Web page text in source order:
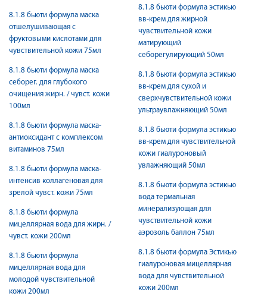
8.1.8 бьюти формула маска
отшелушивающая с
фруктовыми кислотами для
чувствительной кожи 75мл
8.1.8 бьюти формула маска
себорег. для глубокого
очищения жирн. / чувст. кожи
100мл
8.1.8 бьюти формула маска-
антиоксидант с комплексом
витаминов 75мл
8.1.8 бьюти формула маска-
интенсив коллагеновая для
зрелой чувст. кожи 75мл
8.1.8 бьюти формула
мицеллярная вода для жирн. /
чувст. кожи 200мл
8.1.8 бьюти формула
мицеллярная вода для
молодой чувствительной
кожи 200мл
8.1.8 бьюти формула эстикью
вв-крем для жирной
чувствительной кожи
матирующий
себорегулирующий 50мл
8.1.8 бьюти формула эстикью
вв-крем для сухой и
сверхчувствительной кожи
ультраувлажняющий 50мл
8.1.8 бьюти формула эстикью
вв-крем для чувствительной
кожи гиалуроновый
увлажняющий 50мл
8.1.8 бьюти формула эстикью
вода термальная
минерализующая для
чувствительной кожи
аэрозоль баллон 75мл
8.1.8 бьюти формула Эстикью
гиалуроновая мицеллярная
вода для чувствительной
кожи 200мл